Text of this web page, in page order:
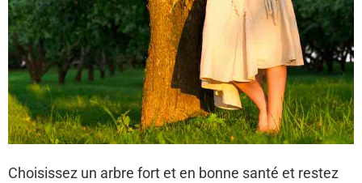
Choisissez un arbre fort et en bonne santé et restez